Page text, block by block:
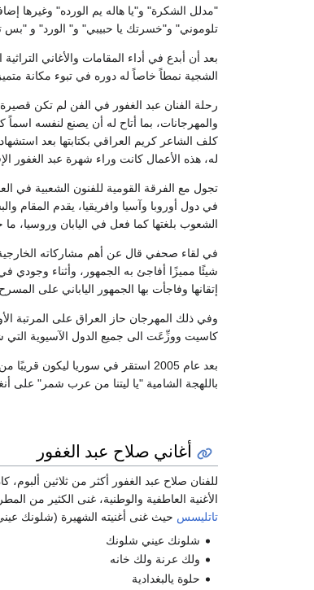
"مدلل الشكرة" و"يا هاله يم الورده" وغيرها
تلوموني" و"خسرتك يا حبيبي" و" الورد" و
بعد أن أبدع في أداء المقامات والأغاني
الشجية نمطاً خاصاً له دوره في تبوء مكانة
رحلة الفنان عبد الغفور في الفن لم تكن
والمهرجانات، بما أتاح له أن يصنع لنفسه
كلف الشاعر كريم العراقي بكتابتها بعد
له، هذه الأعمال كانت وراء شهرة عبد الغفور
تجول مع الفرقة القومية للفنون الشعبية في
في دول أوروبا وآسيا وافريقيا، يقدم
الشعوب بلغتها كما فعل في اليابان وروسيا،
في لقاء صحفي قال عن أهم مشاركاته
شيئًا مميزًا أفاجئ به الجمهور، وأثناء وجودي
إتقانها وفاجأت بها الجمهور الياباني على
وفي ذلك المهرجان حاز العراق على المرتبة
كاسيت ووزِّعَت الى جميع الدول الآسيوية التي
بعد عام 2005 استقر في سوريا
باللهجة الشامية "يا ليتنا من عرب شمر" على
أغاني صلاح عبد الغفور
للفنان صلاح عبد الغفور أكثر من ثلاثين ألبوم،
الأغنية العاطفية والوطنية، غنى الكثير من
تاتليسس حيث غنى أغنيته الشهيرة (شلونك
شلونك عيني شلونك
ولك عرنة ولك خانه
حلوة يالبغدادية